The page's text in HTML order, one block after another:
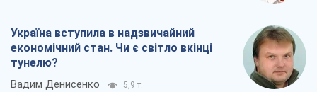
Україна вступила в надзвичайний
економічний стан. Чи є світло вкінці
тунелю?
Вадим Денисенко 5,9 т.